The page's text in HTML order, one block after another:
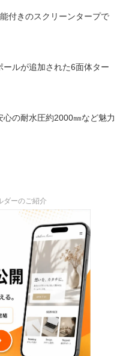
付きのスクリーンタープで
ルが追加された6面体ター
の耐水圧約2000㎜など魅力
ダーのご紹介